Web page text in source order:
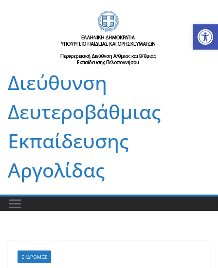
Διεύθυνση
Δευτεροβάθμιας
Εκπαίδευσης
Αργολίδας
ΕΚΔΡΟΜΈΣ